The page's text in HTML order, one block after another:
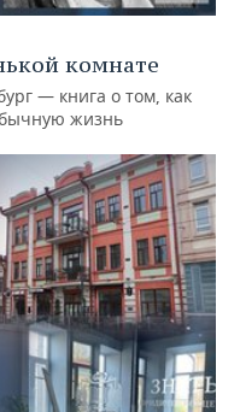
комнате
— книга о том, как
жизнь